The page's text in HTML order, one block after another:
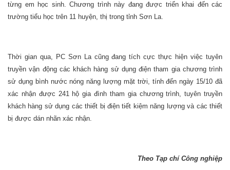
từng em học sinh. Chương trình này đang được triển khai đến các
trường tiểu học trên 11 huyện, thị trong tỉnh Sơn La.
Thời gian qua, PC Sơn La cũng đang tích cực thực hiện việc tuyên
truyền vận động các khách hàng sử dụng điện tham gia chương trình
sử dụng bình nước nóng năng lượng mặt trời, tính đến ngày 15/10 đã
xác nhận được 241 hộ gia đình tham gia chương trình, tuyên truyền
khách hàng sử dụng các thiết bị điện tiết kiệm năng lượng và các thiết
bị được dán nhãn xác nhận.
Theo Tạp chí Công nghiệp